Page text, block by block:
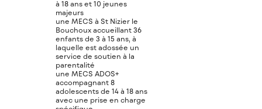
à 18 ans et 10 jeunes
majeurs
une MECS à St Nizier le
Bouchoux accueillant 36
enfants de 3 à 15 ans, à
laquelle est adossée un
service de soutien à la
parentalité
une MECS ADOS+
accompagnant 8
adolescents de 14 à 18 ans
avec une prise en charge